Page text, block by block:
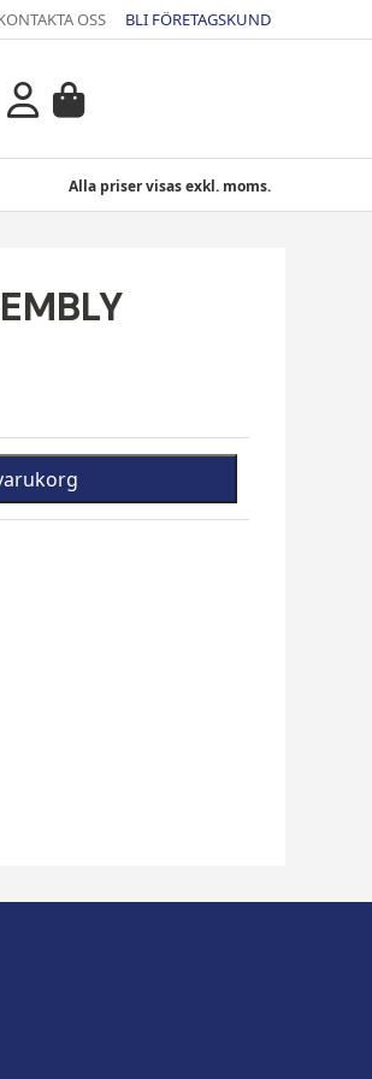
OSS BLI FÖRETAGSKUND
Alla priser visas exkl. moms.